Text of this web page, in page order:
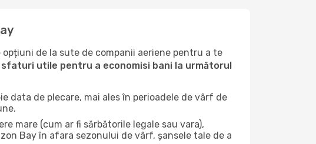
de la sute de companii aeriene pentru a te
sfaturi utile pentru a economisi bani la următorul
data de plecare, mai ales în perioadele de vârf de
mare (cum ar fi sărbătorile legale sau vara),
Bay în afara sezonului de vârf, șansele tale de a